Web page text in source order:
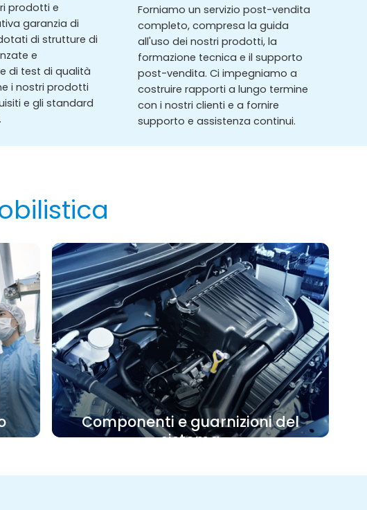
prodotti e
garanzia di
di strutture di
e
di test di qualità
i nostri prodotti
e gli standard
Forniamo un servizio post-vendita
completo, compresa la guida
all'uso dei nostri prodotti, la
formazione tecnica e il supporto
post-vendita. Ci impegniamo a
costruire rapporti a lungo termine
con i nostri clienti e a fornire
supporto e assistenza continui.
Componenti e guarnizioni del
sistema